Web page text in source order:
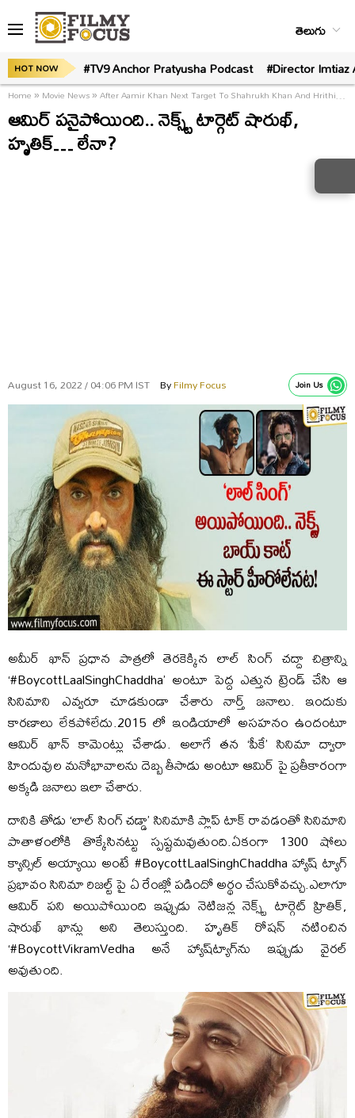
తెలుగు
HOT NOW #TV9 Anchor Pratyusha Podcast #Director
Home» Movie News»After Aamir Khan Next Target To Shahrukh Khan And Hrithik Roshan
ఆమిర్ పనైపోయింది.. నెక్స్ట్ టార్గెట్ షారుఖ్,
హృతిక్… లేనా?
August 16, 2022 / 04:06 PM IST ByFilmy Focus Join Us
అమీర్ ఖాన్ ప్రధాన పాత్రలో తెరకెక్కిన లాల్ సింగ్ చద్దా చిత్రాన్ని
‘#BoycottLaalSinghChaddha’ అంటూ పెద్ద ఎత్తున ట్రెండ్ చేసి ఆ
సినిమాని ఎవ్వరూ చూడకుండా చేశారు నార్త్ జనాలు. ఇందుకు
కారణాలు లేకపోలేదు.2015 లో ఇండియాలో అస‌హ‌నం ఉందంటూ
ఆమిర్ ఖాన్ కామెంట్లు చేశాడు. అలాగే తన ‘పీకే’ సినిమా ద్వారా
హిందువుల మనోభావాలను దెబ్బ తీసాడు అంటూ ఆమిర్ పై ప్రతీకారంగా
అక్కడి జనాలు ఇలా చేశారు.
దానికి తోడు ‘లాల్ సింగ్ చడ్డా’ సినిమాకి ప్లాప్ టాక్ రావడంతో సినిమాని
పాతాళంలోకి తొక్కేసినట్టు స్పష్టమవుతుంది.ఏకంగా 1300 షోలు
క్యాన్సిల్ అయ్యాయి అంటే #BoycottLaalSinghChaddha హ్యాష్ ట్యాగ్
ప్రభావం సినిమా రిజల్ట్ పై ఏ రేంజ్లో పడిందో అర్థం చేసుకోవచ్చు.ఎలాగూ
ఆమిర్ పని అయిపోయింది ఇప్పుడు నెటిజన్ల నెక్స్ట్ టార్గెట్ హ్రితిక్,
షారుఖ్ ఖాన్లు అని తెలుస్తుంది. హృతిక్ రోషన్ నటించిన
‘#BoycottVikramVedha అనే హ్యాష్‌ట్యాగ్‌ను ఇప్పుడు వైరల్
అవుతుంది.